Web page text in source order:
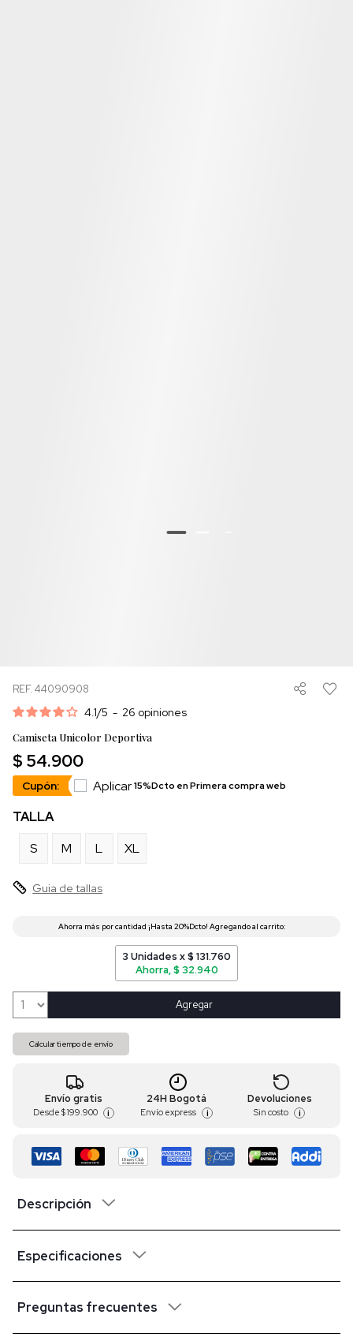
REF. 44090908
4.1/5 - 26 opiniones
Camiseta Unicolor Deportiva
$ 54.900
Cupón: Aplicar15%Dcto en Primera compra web
TALLA
S
M L XL
Guia de tallas
3 Unidades x $ 131.760
Ahorra, $ 32.940
Agregar
Calcular tiempo de envío
Envío gratis
Desde $ 199.900 i
24H Bogotá
Envío express i
Devoluciones
Sin costo i
Descripción
Especificaciones
Preguntas frecuentes